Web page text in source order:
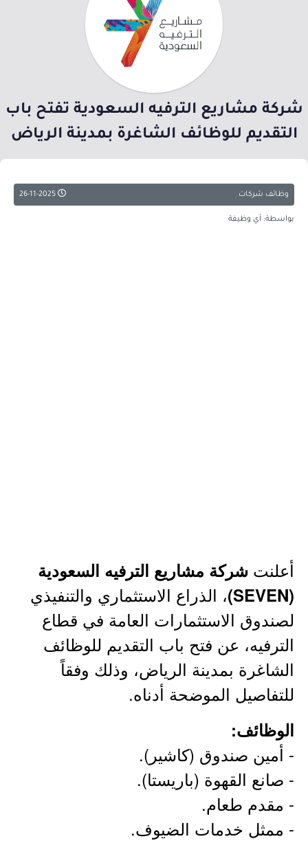
شركة مشاريع الترفيه السعودية تفتح باب
التقديم للوظائف الشاغرة بمدينة الرياض
وظائف شركات
بواسطة: أي وظيفة
أعلنت شركة مشاريع الترفيه السعودية
(SEVEN)
، الذراع الاستثماري والتنفيذي
لصندوق الاستثمارات العامة في قطاع
الترفيه، عن فتح باب التقديم للوظائف
الشاغرة بمدينة الرياض، وذلك وفقاً
للتفاصيل الموضحة أدناه.
الوظائف:
- أمين صندوق (كاشير).
- صانع القهوة (باريستا).
- مقدم طعام.
- ممثل خدمات الضيوف.